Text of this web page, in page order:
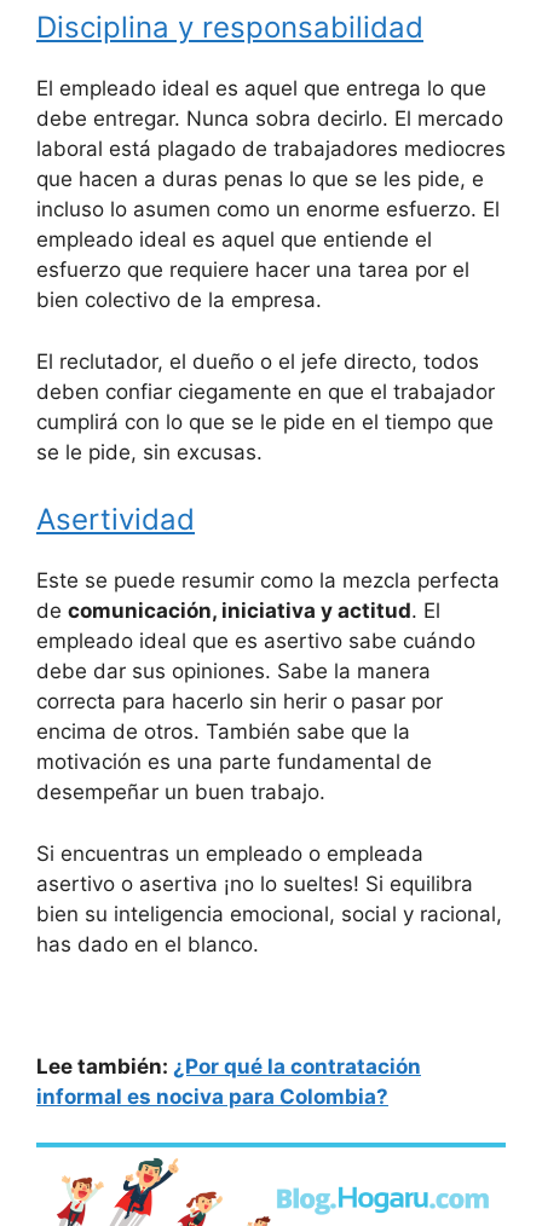
Disciplina y responsabilidad
El empleado ideal es aquel que entrega lo que
debe entregar. Nunca sobra decirlo. El mercado
laboral está plagado de trabajadores mediocres
que hacen a duras penas lo que se les pide, e
incluso lo asumen como un enorme esfuerzo. El
empleado ideal es aquel que entiende el
esfuerzo que requiere hacer una tarea por el
bien colectivo de la empresa.
El reclutador, el dueño o el jefe directo, todos
deben confiar ciegamente en que el trabajador
cumplirá con lo que se le pide en el tiempo que
se le pide, sin excusas.
Asertividad
Este se puede resumir como la mezcla perfecta
de comunicación, iniciativa y actitud. El
empleado ideal que es asertivo sabe cuándo
debe dar sus opiniones. Sabe la manera
correcta para hacerlo sin herir o pasar por
encima de otros. También sabe que la
motivación es una parte fundamental de
desempeñar un buen trabajo.
Si encuentras un empleado o empleada
asertivo o asertiva ¡no lo sueltes! Si equilibra
bien su inteligencia emocional, social y racional,
has dado en el blanco.
Lee también: ¿Por qué la contratación
informal es nociva para Colombia?